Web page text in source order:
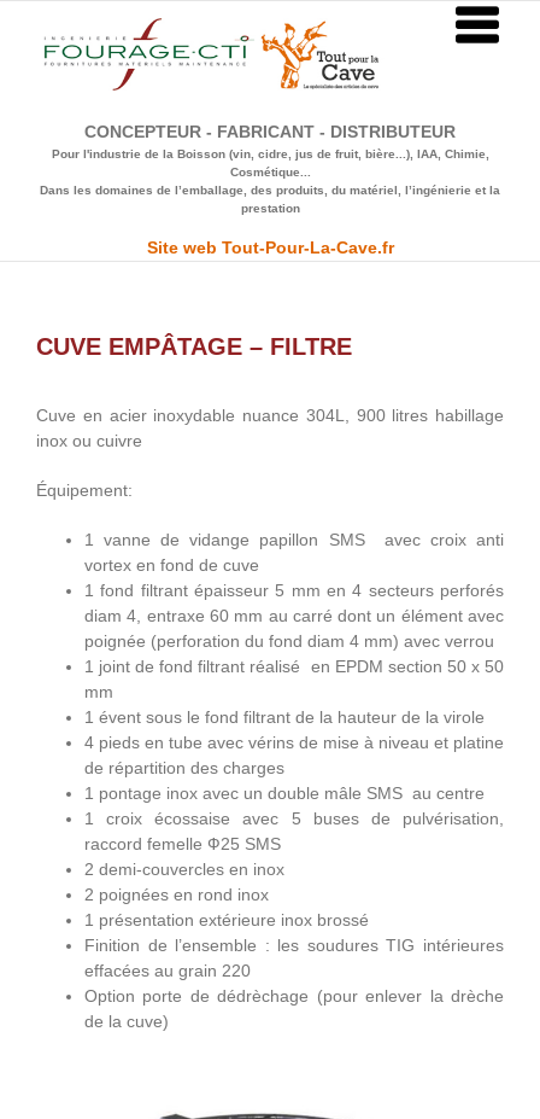
contenu
CONCEPTEUR - FABRICANT - DISTRIBUTEUR
Pour l'industrie de la Boisson (vin, cidre, jus de fruit, bière...), IAA, Chimie,
Cosmétique...
Dans les domaines de l’emballage, des produits, du matériel, l’ingénierie et la
prestation
Site web Tout-Pour-La-Cave.fr
CUVE EMPÂTAGE – FILTRE
Cuve en acier inoxydable nuance 304L, 900 litres habillage
inox ou cuivre
Équipement:
1 vanne de vidange papillon SMS avec croix anti
vortex en fond de cuve
1 fond filtrant épaisseur 5 mm en 4 secteurs perforés
diam 4, entraxe 60 mm au carré dont un élément avec
poignée (perforation du fond diam 4 mm) avec verrou
1 joint de fond filtrant réalisé en EPDM section 50 x 50
mm
1 évent sous le fond filtrant de la hauteur de la virole
4 pieds en tube avec vérins de mise à niveau et platine
de répartition des charges
1 pontage inox avec un double mâle SMS au centre
1 croix écossaise avec 5 buses de pulvérisation,
raccord femelle Ф25 SMS
2 demi-couvercles en inox
2 poignées en rond inox
1 présentation extérieure inox brossé
Finition de l’ensemble : les soudures TIG intérieures
effacées au grain 220
Option porte de dédrèchage (pour enlever la drèche
de la cuve)